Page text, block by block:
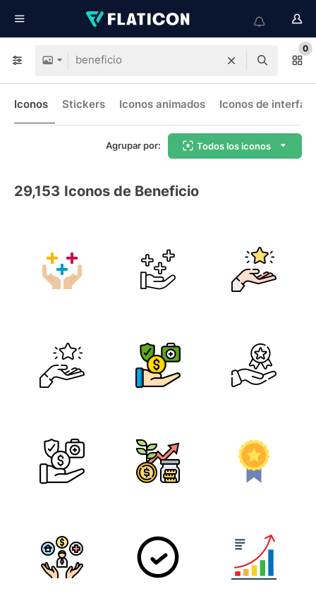
0
Iconos Stickers Iconos animados Iconos de interfaz
Agrupar por: Todos los iconos
29,153 Iconos de Beneficio